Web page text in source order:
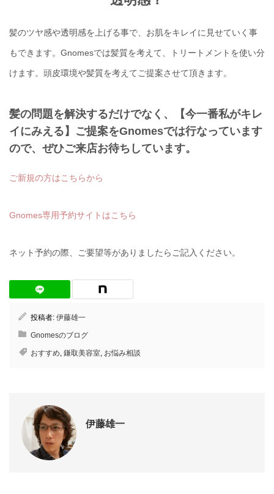
髪のツヤ感や透明感を上げる事で、お肌をキレイに見せていく事
もできます。Gnomesでは髪質を考えて、トリートメントを使い分
けます。頭皮環境や髪質を考えてご提案させて頂きます。
髪の問題を解決するだけでなく、
【今一番私がキレ
イにみえる】 ご提案をGnomesでは行なっています
ので、ぜひご来店お待ちしています。
ご新規の方はこちらから
Gnomes専用予約サイトはこちら
ネット予約の際、ご要望等がありましたらご記入ください。
投稿者: 伊藤雄一
Gnomesのブログ
おすすめ, 鎌取美容室, お悩み相談
伊藤雄一